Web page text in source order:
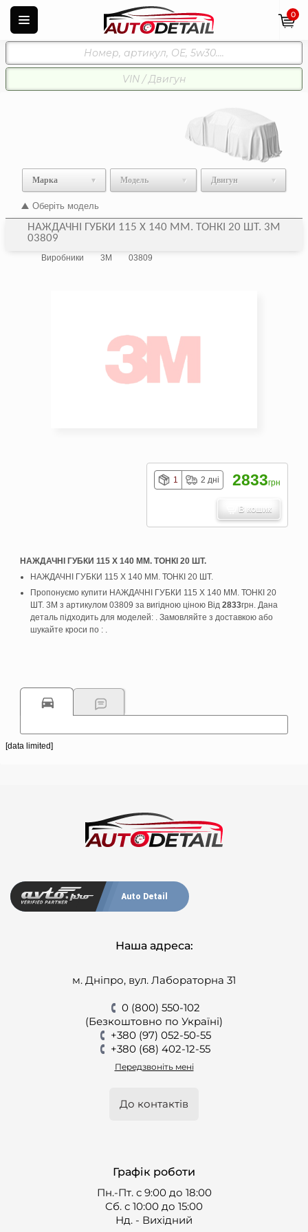
0
Марка Модель Двигун
Оберіть модель
НАЖДАЧНІ ГУБКИ 115 Х 140 ММ. ТОНКІ 20 ШТ. 3M
03809
Виробники 3M 03809
НАЖДАЧНІ ГУБКИ 115 Х 140 ММ. ТОНКІ 20 ШТ.
НАЖДАЧНІ ГУБКИ 115 Х 140 ММ. ТОНКІ 20 ШТ.
Пропонуємо купити НАЖДАЧНІ ГУБКИ 115 Х 140 ММ. ТОНКІ 20
ШТ. 3M з артикулом 03809 за вигідною ціною Від 2833грн. Дана
деталь підходить для моделей: . Замовляйте з доставкою або
шукайте кроси по : .
1 2 дні 2833грн
В кошик
[data limited]
Auto Detail
Наша адреса:
м. Дніпро, вул. Лабораторна 31
0 (800) 550-102
(Безкоштовно по Україні)
+380 (97) 052-50-55
+380 (68) 402-12-55
Передзвоніть мені
До контактів
Графік роботи
Пн.-Пт. с 9:00 до 18:00
Cб. с 10:00 до 15:00
Нд. - Вихідний